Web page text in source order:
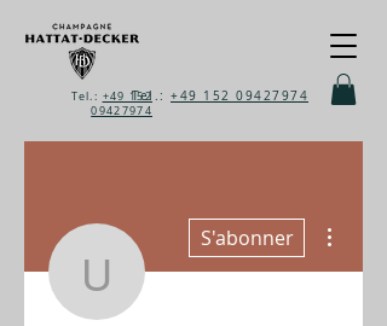
Tel.: +49 152 09427974
Tel.: +49 152
09427974
uhofer
S'abonner